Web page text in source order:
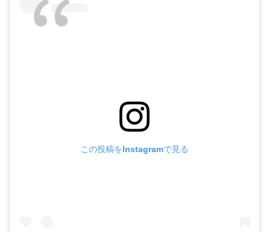
この投稿をInstagramで見る